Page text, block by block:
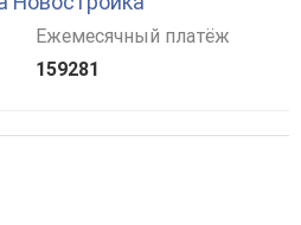
Ежемесячный платёж
159281